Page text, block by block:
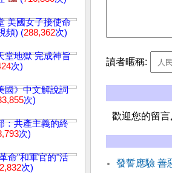
美國女子接使命
頻) (288,362次)
堂地獄 完成神旨
次)
國》中文解說詞
次)
：共產主義的終
次)
命"和軍官的"活
次)
讀者暱稱:
歡迎您的留言
發誓應驗 善